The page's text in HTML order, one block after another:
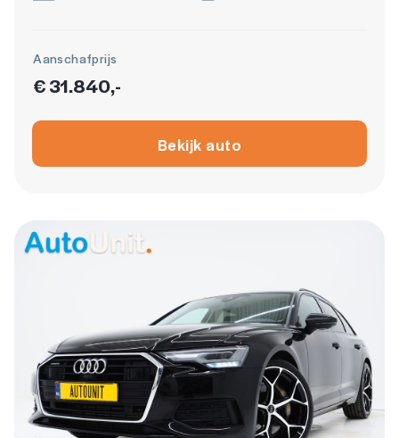
Aanschafprijs
€ 31.840,-
Bekijk auto